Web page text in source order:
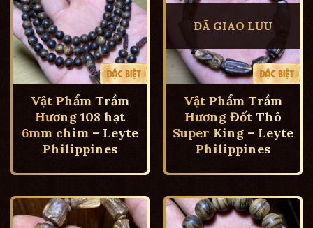
Vật Phẩm Trầm
Hương 108 hạt
6mm chìm – Leyte
Philippines
ĐÃ GIAO LƯU
Vật Phẩm Trầm
Hương Đốt Thô
Super King – Leyte
Philippines